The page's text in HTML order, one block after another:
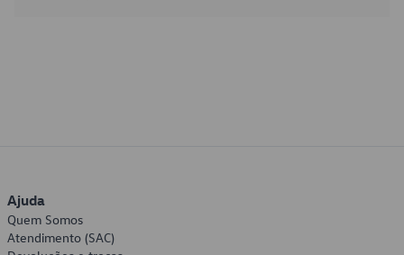
Ajuda
Quem Somos
Atendimento (SAC)